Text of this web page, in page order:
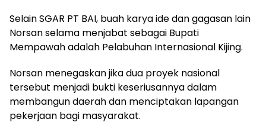
Selain SGAR PT BAI, buah karya ide dan gagasan lain
Norsan selama menjabat sebagai Bupati
Mempawah adalah Pelabuhan Internasional Kijing.
Norsan menegaskan jika dua proyek nasional
tersebut menjadi bukti keseriusannya dalam
membangun daerah dan menciptakan lapangan
pekerjaan bagi masyarakat.